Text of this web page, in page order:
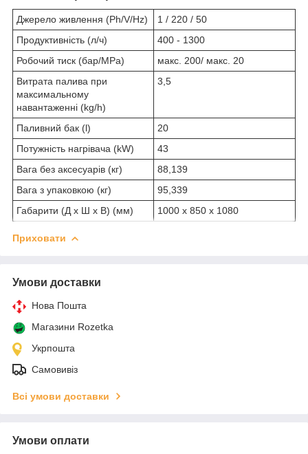
Джерело живлення (Ph/V/Hz)
1 / 220 / 50
Продуктивність (л/ч)
400 - 1300
Робочий тиск (бар/MPa)
макс. 200/ макс. 20
Витрата палива при
максимальному
навантаженні (kg/h)
3,5
Паливний бак (l)
20
Потужність нагрівача (kW)
43
Вага без аксесуарів (кг)
88,139
Вага з упаковкою (кг)
95,339
Габарити (Д х Ш х В) (мм)
1000 x 850 x 1080
Приховати
Умови доставки
Нова Пошта
Магазини Rozetka
Укрпошта
Самовивіз
Всі умови доставки
Умови оплати